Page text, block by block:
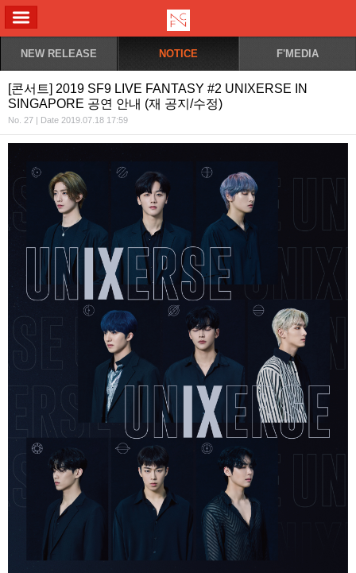
NEW RELEASE NOTICE F'MEDIA
[콘서트] 2019 SF9 LIVE FANTASY #2 UNIXERSE IN
SINGAPORE 공연 안내 (재 공지/수정)
No. 27 | Date 2019.07.18 17:59